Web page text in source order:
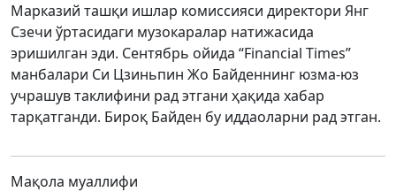
Марказий ташқи ишлар комиссияси директори Янг
Сзечи ўртасидаги музокаралар натижасида
эришилган эди. Сентябрь ойида “Financial Times”
манбалари Си Цзиньпин Жо Байденнинг юзма-юз
учрашув таклифини рад этгани ҳақида хабар
тарқатганди. Бироқ Байден бу иддаоларни рад этган.
Мақола муаллифи